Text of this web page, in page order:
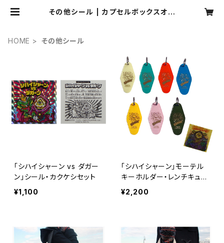
その他シール | カプセルボックスオン
HOME その他シール
「シハイシャーン vs ダガー
ン」シール・カクケシセット
¥1,100
「シハイシャーン」モーテル
キーホルダー・レンチキュラ
ーシールセット
¥2,200